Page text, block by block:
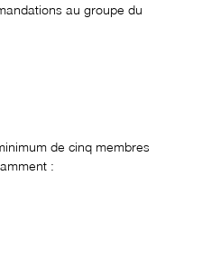
au groupe du
de cinq membres
: